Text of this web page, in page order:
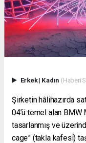
Erkek| Kadın (Haberi
Şirketin hâlihazırda
04’ü temel alan
tasarlanmış ve
cage” (takla kafesi)